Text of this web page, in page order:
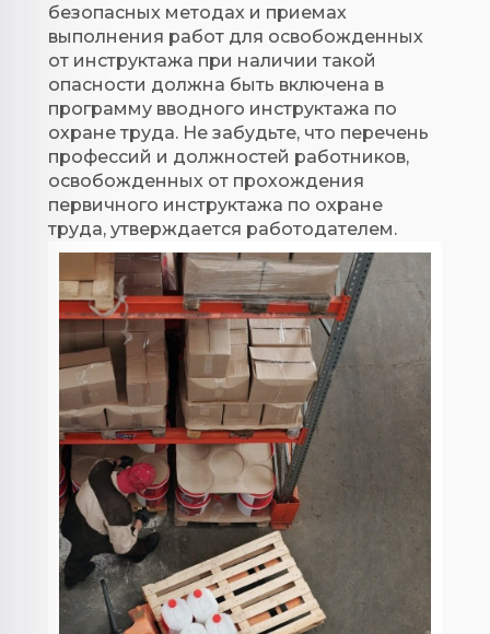
безопасных методах и приемах
выполнения работ для освобожденных
от инструктажа при наличии такой
опасности должна быть включена в
программу вводного инструктажа по
охране труда. Не забудьте, что перечень
профессий и должностей работников,
освобожденных от прохождения
первичного инструктажа по охране
труда, утверждается работодателем.